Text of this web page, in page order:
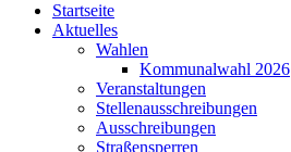
Startseite
Aktuelles
Wahlen
Kommunalwahl 2026
Veranstaltungen
Stellenausschreibungen
Ausschreibungen
Straßensperren